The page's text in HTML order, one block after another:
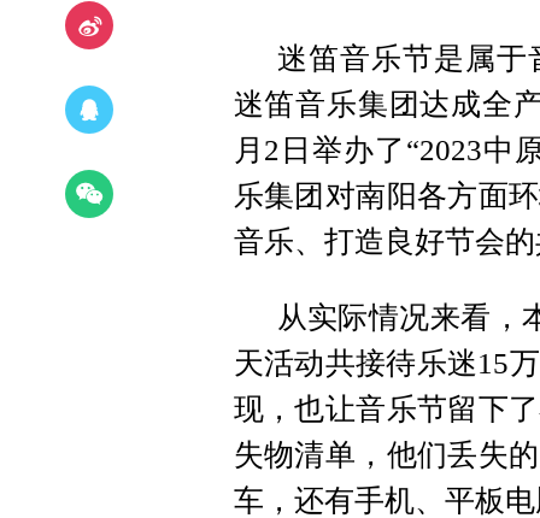
迷笛音乐节是属于
迷笛音乐集团达成全
月2日举办了“2023中
乐集团对南阳各方面
音乐、打造良好节会
从实际情况来看，
天活动共接待乐迷15
现，也让音乐节留下
失物清单，他们丢失
车，还有手机、平板